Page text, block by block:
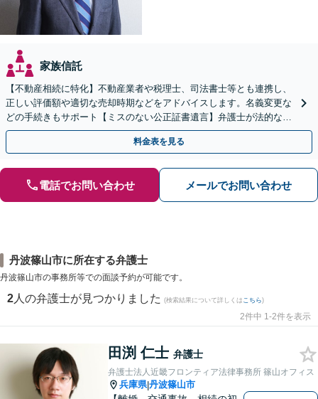
家族信託
【不動産相続に特化】不動産業者や税理士、司法書士等とも連携し、
正しい評価額や適切な売却時期などをアドバイスします。名義変更な
どの手続きもサポート【ミスのない公正証書遺言】弁護士が法的な観
点から遺言書を作成します。
料金表を見る
電話でお問い合わせ メールでお問い合わせ
丹波篠山市に所在する弁護士
丹波篠山市の事務所等での面談予約が可能です。
2 人の弁護士が見つかりました (検索結果について詳しくは こちら)
2件中 1-2件を表示
田渕 仁士 弁護士
弁護士法人近畿フロンティア法律事務所 篠山オフィス
兵庫県|丹波篠山市